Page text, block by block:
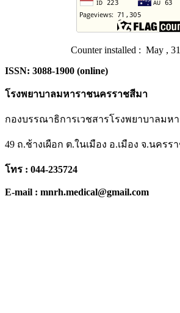
Counter installed : May ,
ISSN: 3088-1900 (online)
โรงพยาบาลมหาราชนครราชสีมา
กองบรรณาธิการเวชสารโรงพยาบาลมห
49 ถ.ช้างเผือก ต.ในเมือง อ.เมือง จ.นครร
โทร : 044-235724
E-mail : mnrh.medical@gmail.com